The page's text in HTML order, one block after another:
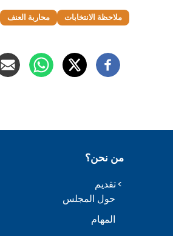
ملاحظة الانتخابات محاربة العنف
من نحن؟
تقديم
حول المجلس
المهام